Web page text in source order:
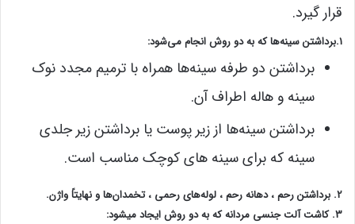
قرار گیرد.
1.برداشتن سینه‌ها که به دو روش انجام می‌شود:
برداشتن دو طرفه سینه‌ها همراه با ترمیم مجدد نوک
سینه و هاله اطراف آن.
برداشتن سینه‌ها از زیر پوست یا برداشتن زیر جلدی
سینه که برای سینه‌ های کوچک مناسب است.
2. برداشتن رحم ، دهانه رحم ، لوله‌های رحمی ، تخمدان‌ها و نهایتاً واژن.
3. کاشت آلت جنسی مردانه که به دو روش ایجاد میشود: